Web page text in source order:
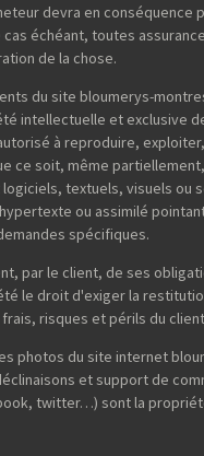
devra en conséquence
échéant, toutes
de la chose.
du site bloumerys-
intellectuelle et exclusive
à reproduire,
ce soit, même
textuels, visuels ou
ou assimilé
spécifiques.
par le client, de ses
le droit d'exiger la
risques et périls du
photos du site internet
et support de
twitter…) sont la